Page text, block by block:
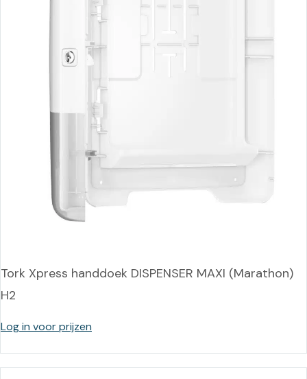
Tork Xpress handdoek DISPENSER MAXI (Marathon)
H2
Log in voor prijzen